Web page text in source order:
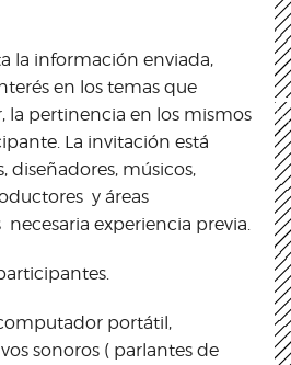
la información enviada,
en los temas que
la pertinencia en los mismos
La invitación está
diseñadores, músicos,
y áreas
necesaria experiencia previa.
portátil,
sonoros ( parlantes de